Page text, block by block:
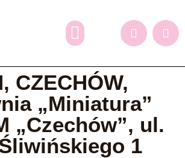
CZECHÓW,
„Miniatura”
„Czechów”, ul.
1